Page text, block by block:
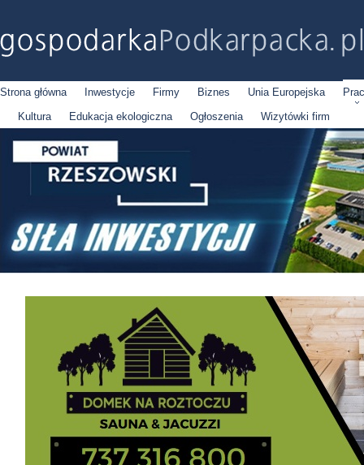
Strona główna Inwestycje Firmy Biznes Unia Europejska
Kultura
Edukacja ekologiczna Ogłoszenia Wizytówki firm